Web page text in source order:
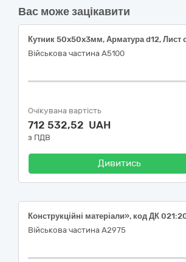
Вас може зацікавити
Військова частина А5100
Очікувана вартість
712 532,52 UAH
з ПДВ
Дивитись
Військова частина А2975